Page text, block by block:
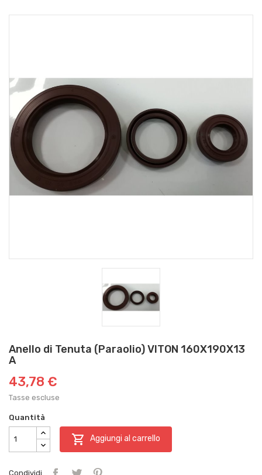
Anello di Tenuta (Paraolio) VITON 160X190X13
A
43,78 €
Tasse escluse
Quantità
 Aggiungi al carrello
Condividi